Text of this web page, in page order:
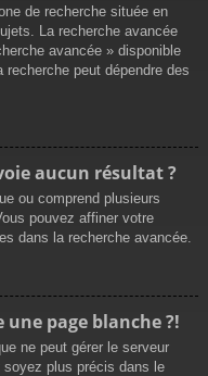
de recherche située en
La recherche avancée
avancée » disponible
peut dépendre des
aucun résultat ?
ou comprend plusieurs
pouvez affiner votre
dans la recherche avancée.
page blanche ?!
ne peut gérer le serveur
plus précis dans le